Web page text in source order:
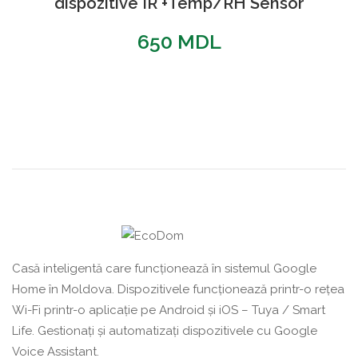
650 MDL
Casă inteligentă care funcționează în sistemul Google
Home în Moldova. Dispozitivele funcționează printr-o rețea
Wi-Fi printr-o aplicație pe Android și iOS – Tuya / Smart
Life. Gestionați și automatizați dispozitivele cu Google
Voice Assistant.